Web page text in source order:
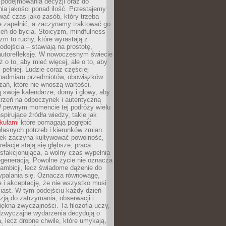
jakości ponad ilość. Przestajemy
czas jako zasób, który trzeba
zapełnić, a zaczynamy traktować go
do bycia. Stoicyzm, mindfulness
to ruchy, które wyrastają z
– stawiają na prostotę,
W nowoczesnym świecie
o to, aby mieć więcej, ale o to, aby
Ludzie coraz częściej
przedmiotów, obowiązków
które nie wnoszą wartości.
kalendarze, domy i głowy, aby
na odpoczynek i autentyczną
pewnym momencie tej podróży wielu
źródła wiedzy, takie jak
które pomagają pogłębić
potrzeb i kierunków zmian.
zaczyna kultywować powolność,
stają się głębsze, praca
a wolny czas wypełnia
Powolne życie nie oznacza
lecz świadome dążenie do
się. Oznacza równowagę,
i akceptację, że nie wszystko musi
W tym podejściu każdy dzień
do zatrzymania, obserwacji i
zwyczajności. Ta filozofia uczy,
wydarzenia decydują o
lecz drobne chwile, które umykają,